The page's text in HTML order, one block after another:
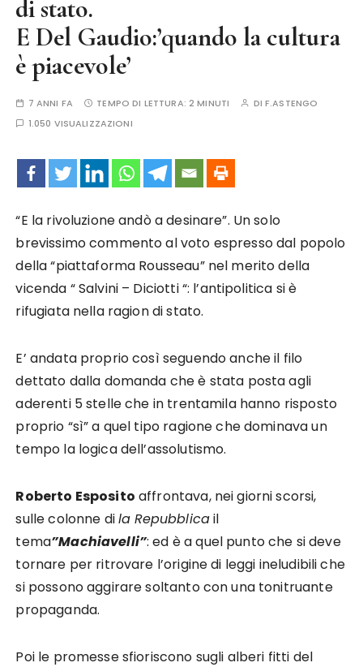
di stato.
E Del Gaudio:’quando la cultura
è piacevole’
7 ANNI FA TEMPO DI LETTURA:2 MINUTI DI F.ASTENGO
1.050 VISUALIZZAZIONI
“E la rivoluzione andò a desinare”. Un solo
brevissimo commento al voto espresso dal popolo
della “piattaforma Rousseau” nel merito della
vicenda “ Salvini – Diciotti “: l’antipolitica si è
rifugiata nella ragion di stato.
E’ andata proprio così seguendo anche il filo
dettato dalla domanda che è stata posta agli
aderenti 5 stelle che in trentamila hanno risposto
proprio “sì” a quel tipo ragione che dominava un
tempo la logica dell’assolutismo.
Roberto Esposito affrontava, nei giorni scorsi,
sulle colonne dila Repubblicail
tema”Machiavelli”: ed è a quel punto che si deve
tornare per ritrovare l’origine di leggi ineludibili che
si possono aggirare soltanto con una tonitruante
propaganda.
Poi le promesse sfioriscono sugli alberi fitti del